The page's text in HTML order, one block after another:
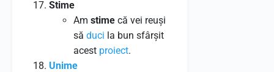
Stime
Am stime că vei reuși
să duci la bun sfârșit
acest proiect.
Unime